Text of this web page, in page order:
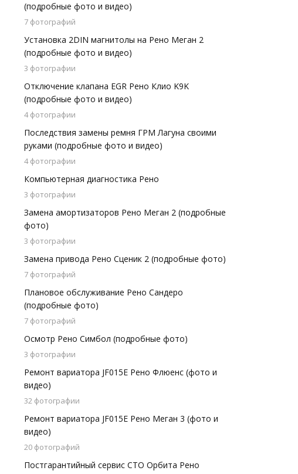
(подробные фото и видео)
7 фотографий
Установка 2DIN магнитолы на Рено Меган 2
(подробные фото и видео)
3 фотографии
Отключение клапана EGR Рено Клио K9K
(подробные фото и видео)
4 фотографии
Последствия замены ремня ГРМ Лагуна своими
руками (подробные фото и видео)
4 фотографии
Компьютерная диагностика Рено
3 фотографии
Замена амортизаторов Рено Меган 2 (подробные
фото)
3 фотографии
Замена привода Рено Сценик 2 (подробные фото)
7 фотографий
Плановое обслуживание Рено Сандеро
(подробные фото)
7 фотографий
Осмотр Рено Симбол (подробные фото)
3 фотографии
Ремонт вариатора JF015E Рено Флюенс (фото и
видео)
32 фотографии
Ремонт вариатора JF015E Рено Меган 3 (фото и
видео)
20 фотографий
Постгарантийный сервис СТО Орбита Рено